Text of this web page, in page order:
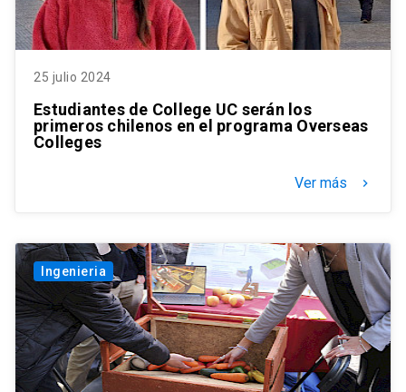
25 julio 2024
Estudiantes de College UC serán los
primeros chilenos en el programa Overseas
Colleges
Ver más keyboard_arrow_right
Ingenieria